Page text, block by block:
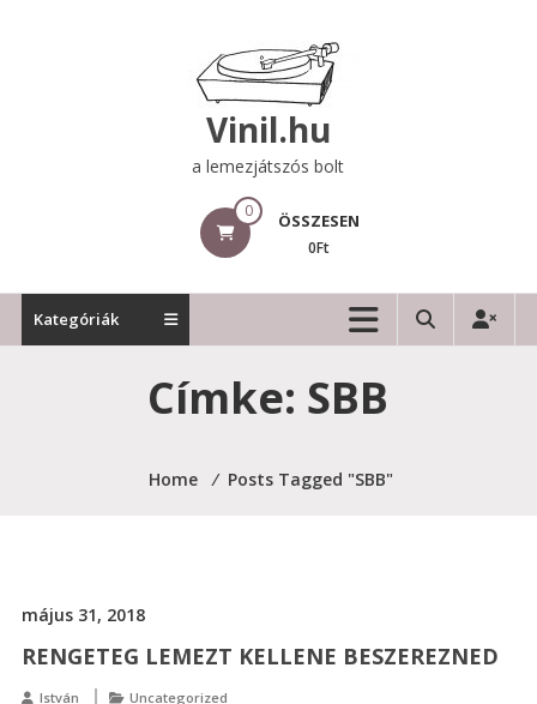
Vinil.hu
a lemezjátszós bolt
0 ÖSSZESEN
0Ft
Kategóriák
Címke: SBB
Home ⁄ Posts Tagged "SBB"
május 31, 2018
RENGETEG LEMEZT KELLENE BESZEREZNED
István Uncategorized